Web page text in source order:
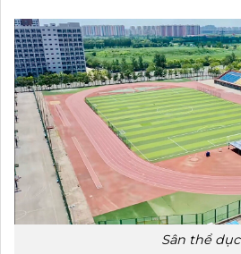
Sân thể dục